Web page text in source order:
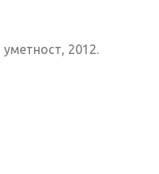
2012.